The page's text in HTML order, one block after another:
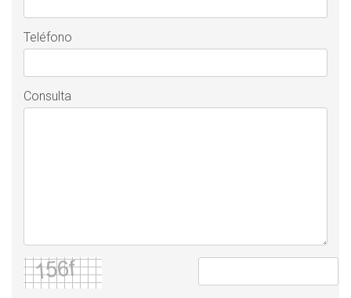
Teléfono
Consulta